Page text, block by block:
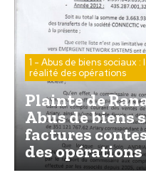
1 - Abus de biens sociaux
réalité des opérations
Plainte de
Abus de biens
factures
des opérations